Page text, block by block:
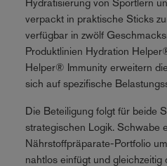
verpackt in praktische Sticks
verfügbar in zwölf
Produktlinien Hydration
Helper® Immunity erweitern
sich auf spezifische
Die Beteiligung folgt für beide
strategischen Logik. Schwabe
Nährstoffpräparate-Portfolio
nahtlos einfügt und gleichzeitig